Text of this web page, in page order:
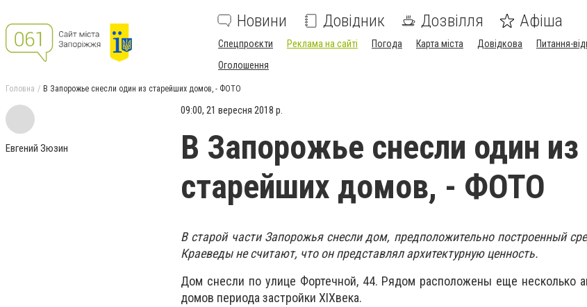
Новини Довідник Дозвілля Афіша
Спецпроєкти Реклама на сайті Погода Карта міста Довідкова Питання-
Оголошення
Головна В Запорожье снесли один из старейших домов, - ФОТО
Евгений Зюзин
09:00, 21 вересня 2018 р.
В Запорожье снесли один из
старейших домов, - ФОТО
В старой части Запорожья снесли дом, предположительно построенный
Краеведы не считают, что он представлял архитектурную ценность.
Дом снесли по улице Фортечной, 44. Рядом расположены еще несколько
домов периода застройки XIXвека.